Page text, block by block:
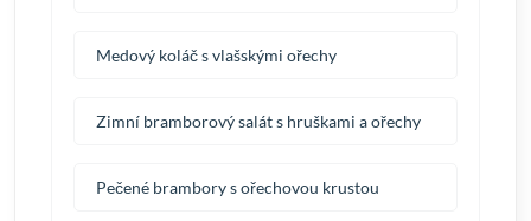
Medový koláč s vlašskými ořechy
Zimní bramborový salát s hruškami a ořechy
Pečené brambory s ořechovou krustou